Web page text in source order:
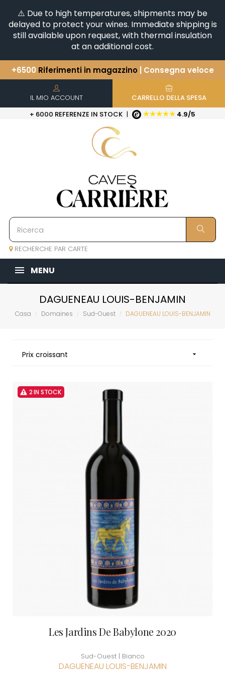
⚠️ Due to high temperatures, shipments may be
delayed to protect your wines. Immediate shipping is
still available upon request, with thermal insulation
at an additional cost.
+6500 Riferimenti in magazzino| Consegna veloce
Avete una domanda?
Scopri la nostra selezione di
Orizzontali e Verticali
IL MIO ACCOUNT
CARRELLO DELLA SPESA
+ 6000 REFERENZE IN STOCK | ★★★★★ 4.9/5
RECHERCHE PAR CARTE
MENU
DAGUENEAU LOUIS-BENJAMIN
Casa Domaines Sud-Ouest DAGUENEAU LOUIS-BENJAMIN
Prix croissant 
2 IN STOCK
Les Jardins De Babylone 2020
Sud-Ouest | Bianco
DAGUENEAU LOUIS-BENJAMIN